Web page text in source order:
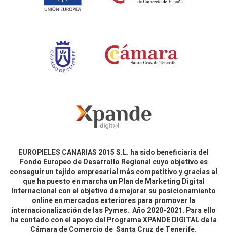
EUROPIELES CANARIAS 2015 S.L. ha sido beneficiaria del
Fondo Europeo de Desarrollo Regional cuyo objetivo es
conseguir un tejido empresarial más competitivo y gracias al
que ha puesto en marcha un Plan de Marketing Digital
Internacional con el objetivo de mejorar su posicionamiento
online en mercados exteriores para promover la
internacionalización de las Pymes. Año 2020-2021. Para ello
ha contado con el apoyo del Programa XPANDE DIGITAL de la
Cámara de Comercio de Santa Cruz de Tenerife.